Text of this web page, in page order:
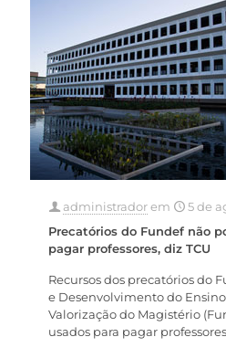
administradorem
5 de
Precatórios do Fundef não
pagar professores, diz TCU
Recursos dos precatórios do
e Desenvolvimento do
Valorização do Magistério
usados para pagar